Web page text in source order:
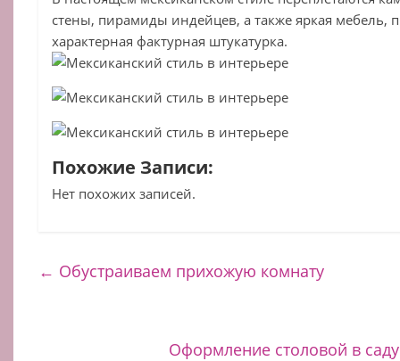
стены, пирамиды индейцев, а также яркая
характерная фактурная штукатурка.
Похожие Записи:
Нет похожих записей.
← Обустраиваем прихожую комнату
Оформление столовой в